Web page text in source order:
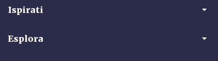
Ispirati arrow_drop_down
Esplora arrow_drop_down